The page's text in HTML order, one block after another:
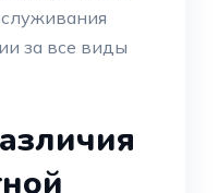
за все виды